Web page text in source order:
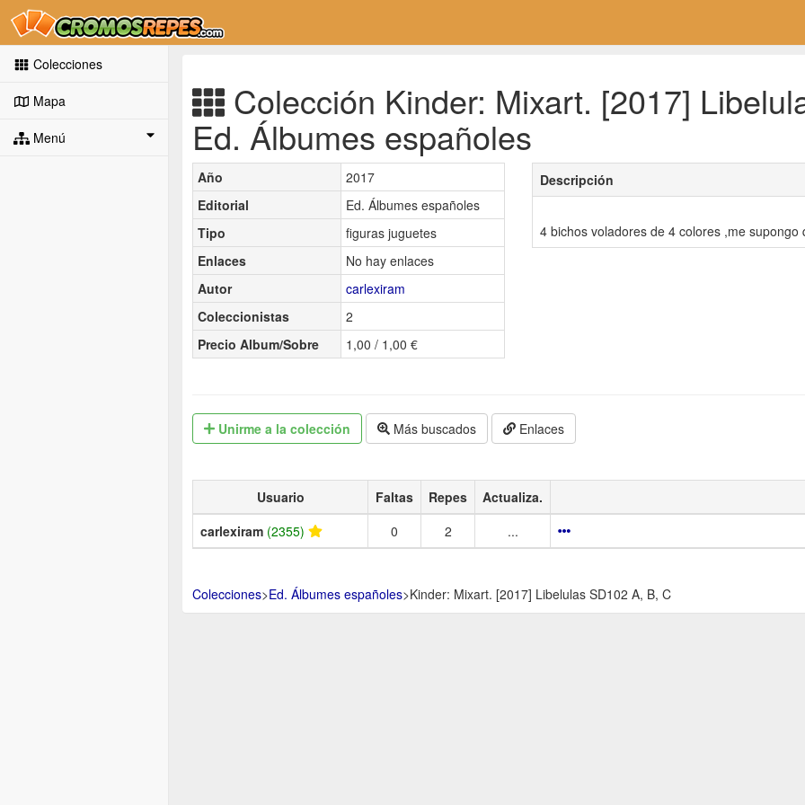
Colecciones
Mapa
Menú
Colección Kinder: Mixart. [2017]
Ed. Álbumes españoles
Año
2017
Editorial
Ed. Álbumes españoles
Tipo
figuras juguetes
Enlaces
No hay enlaces
Autor
carlexiram
Coleccionistas
2
Precio Album/Sobre
1,00 / 1,00 €
Descripción
4 bichos voladores de 4 colores ,me supongo
Unirme a la colección Más buscados Enlaces
Usuario Faltas Repes Actualiza.
carlexiram (2355) 0 2 ...
Colecciones>Ed. Álbumes españoles>Kinder: Mixart. [2017] Libelulas SD102 A, B, C